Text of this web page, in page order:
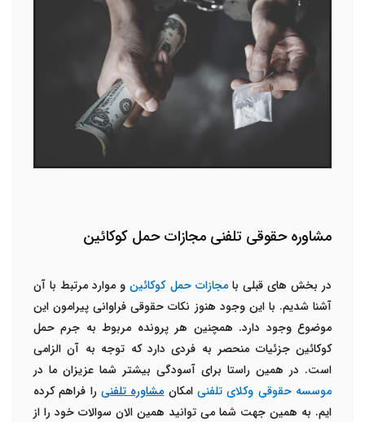
مشاوره حقوقی تلفنی مجازات حمل کوکائین
در بخش های قبلی بامجازات حمل کوکائین و موارد مرتبط با آن
آشنا شدیم. با این وجود هنوز نکات حقوقی فراوانی پیرامون این
موضوع وجود دارد. همچنین هر پرونده مربوط به جرم حمل
کوکائین جزئیات منحصر به فردی دارد که توجه به آن الزامی
است. در همین راستا برای آسودگی بیشتر شما عزیزان ما در
موسسه حقوقی وکلای تلفنیامکانمشاوره تلفنی را فراهم کرده
ایم. به همین جهت شما می توانید همین الان سوالات خود را از